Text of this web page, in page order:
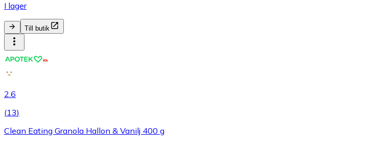
I lager
Till butik
2.6
(13)
Clean Eating Granola Hallon & Vanilj 400 g